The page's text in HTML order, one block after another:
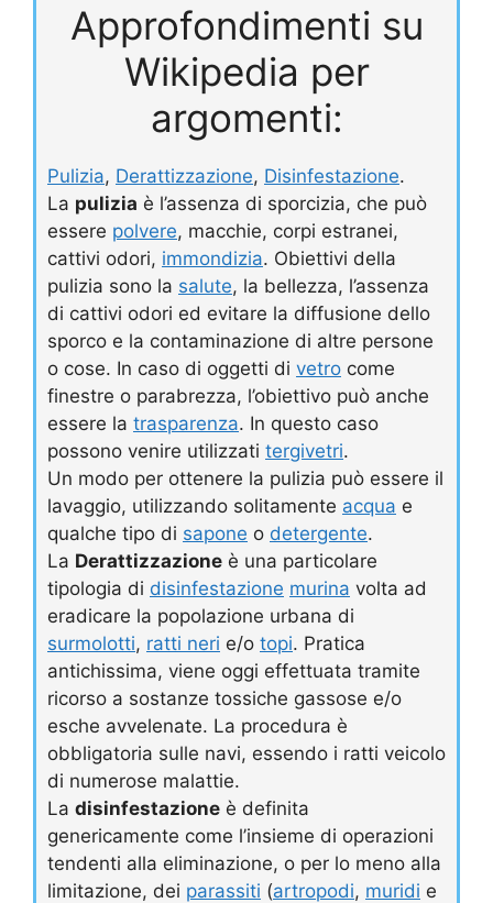
Approfondimenti su
Wikipedia per
argomenti:
Pulizia, Derattizzazione, Disinfestazione.
La pulizia è l’assenza di sporcizia, che può
essere polvere, macchie, corpi estranei,
cattivi odori, immondizia. Obiettivi della
pulizia sono la salute, la bellezza, l’assenza
di cattivi odori ed evitare la diffusione dello
sporco e la contaminazione di altre persone
o cose. In caso di oggetti di vetro come
finestre o parabrezza, l’obiettivo può anche
essere la trasparenza. In questo caso
possono venire utilizzati tergivetri.
Un modo per ottenere la pulizia può essere il
lavaggio, utilizzando solitamente acqua e
qualche tipo di sapone o detergente.
La Derattizzazione è una particolare
tipologia di disinfestazione murina volta ad
eradicare la popolazione urbana di
surmolotti, ratti neri e/o topi. Pratica
antichissima, viene oggi effettuata tramite
ricorso a sostanze tossiche gassose e/o
esche avvelenate. La procedura è
obbligatoria sulle navi, essendo i ratti veicolo
di numerose malattie.
La disinfestazione è definita
genericamente come l’insieme di operazioni
tendenti alla eliminazione, o per lo meno alla
limitazione, dei parassiti (artropodi, muridi e